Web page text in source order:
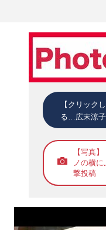
【クリック
る…広末涼子
【写真
ノの横
撃投稿